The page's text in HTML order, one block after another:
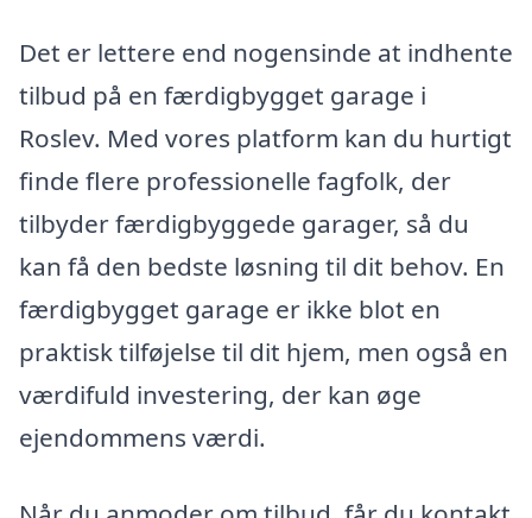
Det er lettere end nogensinde at indhente
tilbud på en færdigbygget garage i
Roslev. Med vores platform kan du hurtigt
finde flere professionelle fagfolk, der
tilbyder færdigbyggede garager, så du
kan få den bedste løsning til dit behov. En
færdigbygget garage er ikke blot en
praktisk tilføjelse til dit hjem, men også en
værdifuld investering, der kan øge
ejendommens værdi.